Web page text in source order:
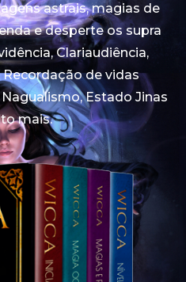
astrais, magias de
e desperte os supra
Clariaudiência,
Recordação de vidas
Estado Jinas
mais.